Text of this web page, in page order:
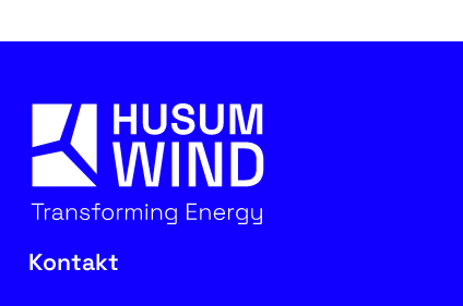
Kontakt